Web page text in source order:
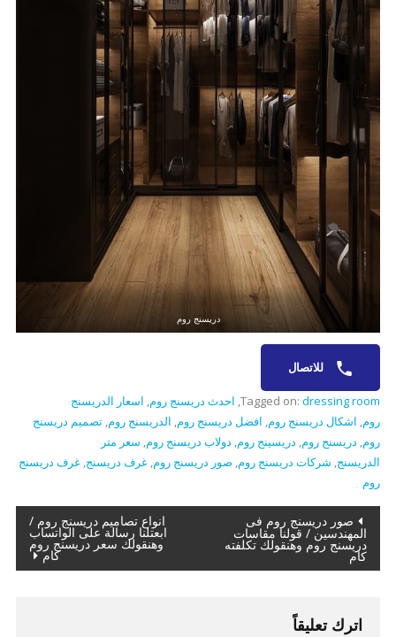
دريسنج روم
للاتصال
Tagged on:dressing room
, احدث دريسنج روم, اسعار الدريسنج
روم, اشكال دريسنج روم, افضل دريسنج روم, الدريسنج روم, تصميم دريسنج
روم, دريسنج روم, دريسينج روم, دولاب دريسنج روم, سعر متر
الدريسنج, شركات دريسنج روم, صور دريسنج روم, غرف دريسنج, غرف دريسنج
روم
تصفّح
المقالات
صور دريسنج روم فى
المهندسين / قولنا مقاسات
دريسنج روم وهنقولك تكلفته
كام
انواع تصاميم دريسنج روم /
ابعتلنا رسالة على الواتساب
وهنقولك سعر دريسنج روم
كام
اترك تعليقاً